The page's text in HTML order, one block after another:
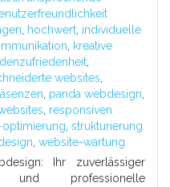
hochwert individuelle
kreative
websites
panda webdesign
responsiven
strukturierung
website-wartung
Ihr zuverlässiger
professionelle